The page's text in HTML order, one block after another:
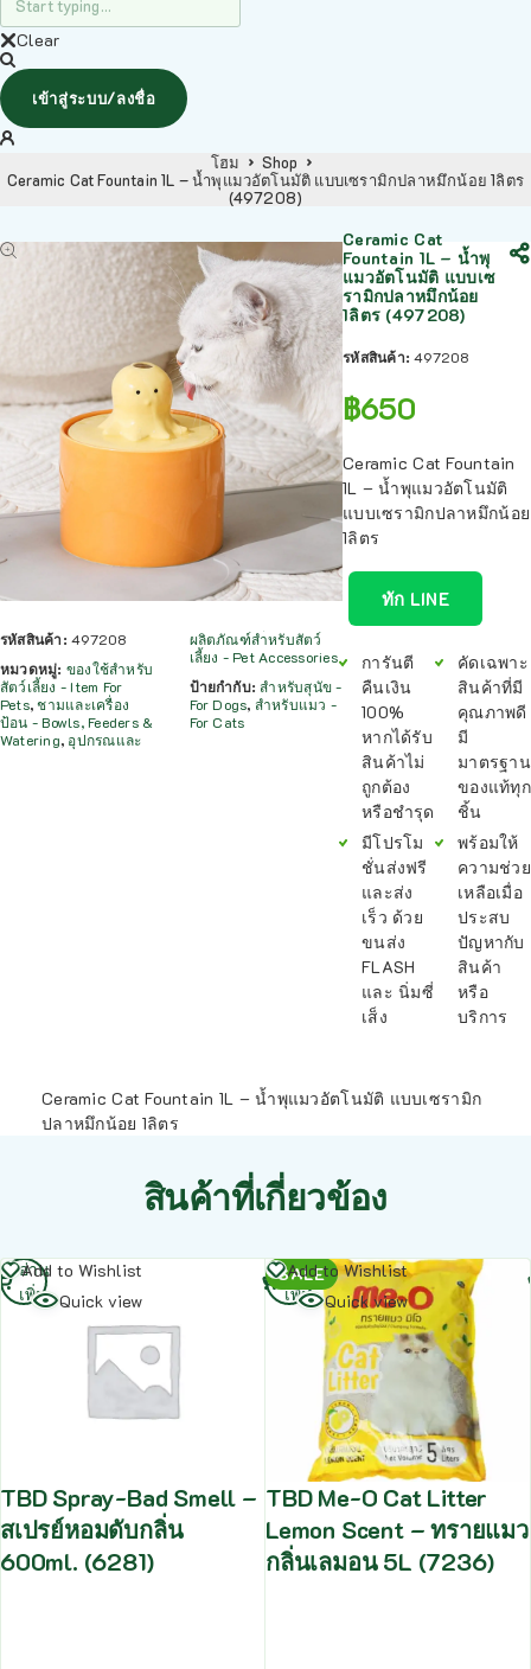
Clear
เข้าสู่ระบบ/ลงชื่อ
โฮม
Shop
Ceramic Cat Fountain 1L – น้ำพุแมวอัตโนมัติ แบบเซรามิกปลาหมึกน้อย 1ลิตร
(497208)
รหัสสินค้า:497208
หมวดหมู่: ของใช้สำหรับ
สัตว์เลี้ยง - Item For
Pets,ชามและเครื่อง
ป้อน - Bowls, Feeders &
Watering, อุปกรณและ
ผลิตภัณฑ์สำหรับสัตว์
เลี้ยง - Pet Accessories
ป้ายกำกับ:สำหรับสุนัข -
For Dogs, สำหรับแมว -
For Cats
Ceramic Cat
Fountain 1L – น้ำพุ
แมวอัตโนมัติ แบบเซ
รามิกปลาหมึกน้อย
1ลิตร (497208)
รหัสสินค้า:497208
฿650
Ceramic Cat Fountain
1L – น้ำพุแมวอัตโนมัติ
แบบเซรามิกปลาหมึกน้อย
1ลิตร
ทัก LINE
การันตี
คืนเงิน
100%
หากได้รับ
สินค้าไม่
ถูกต้อง
หรือชำรุด
มีโปรโม
ชั่นส่งฟรี
และส่ง
เร็ว ด้วย
ขนส่ง
FLASH
และ นิ่มซี่
เส็ง
คัดเฉพาะ
สินค้าที่มี
คุณภาพดี
มี
มาตรฐาน
ของแท้ทุก
ชิ้น
พร้อมให้
ความช่วย
เหลือเมื่อ
ประสบ
ปัญหากับ
สินค้า
หรือ
บริการ
Ceramic Cat Fountain 1L – น้ำพุแมวอัตโนมัติ แบบเซรามิก
ปลาหมึกน้อย 1ลิตร
สินค้าที่เกี่ยวข้อง
Add to Wishlist
Quick view
TBD Spray-Bad Smell –
สเปรย์หอมดับกลิ่น
600ml. (6281)
อ่าน
เพิ่ม
SALE
Add to Wishlist
Quick view
TBD Me-O Cat Litter
Lemon Scent – ทรายแมว
กลิ่นเลมอน 5L (7236)
อ่าน
เพิ่ม